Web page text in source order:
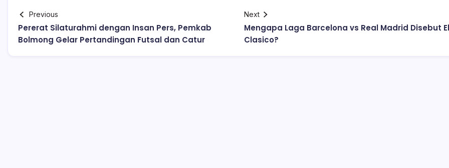
Previous
Pererat Silaturahmi dengan Insan Pers, Pemkab
Bolmong Gelar Pertandingan Futsal dan Catur
Next
Mengapa Laga Barcelona vs Real Madrid Disebut El
Clasico?